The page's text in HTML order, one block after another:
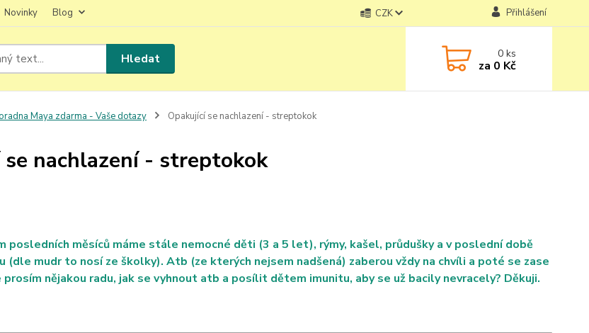
Novinky Blog CZK Přihlášení
Hledat 0ks
za 0 Kč
Maya zdarma - Vaše dotazy Opakující se nachlazení - streptokok
se nachlazení - streptokok
posledních měsíců máme stále nemocné děti (3 a 5 let), rýmy, kašel, průdušky a v poslední době
(dle mudr to nosí ze školky). Atb (ze kterých nejsem nadšená) zaberou vždy na chvíli a poté se zase
nějakou radu, jak se vyhnout atb a posílit dětem imunitu, aby se už bacily nevracely? Děkuji.